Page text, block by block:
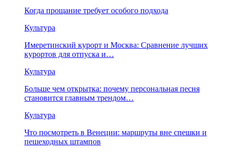
Когда прощание требует особого подхода
Культура
Имеретинский курорт и Москва: Сравнение лучших
курортов для отпуска и…
Культура
Больше чем открытка: почему персональная песня
становится главным трендом…
Культура
Что посмотреть в Венеции: маршруты вне спешки и
пешеходных штампов